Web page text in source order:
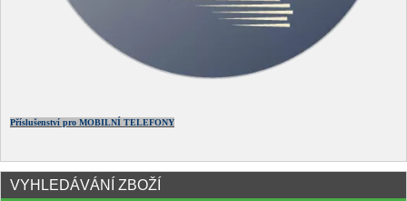
Příslušenství pro MOBILNÍ TELEFONY
VYHLEDÁVÁNÍ ZBOŽÍ